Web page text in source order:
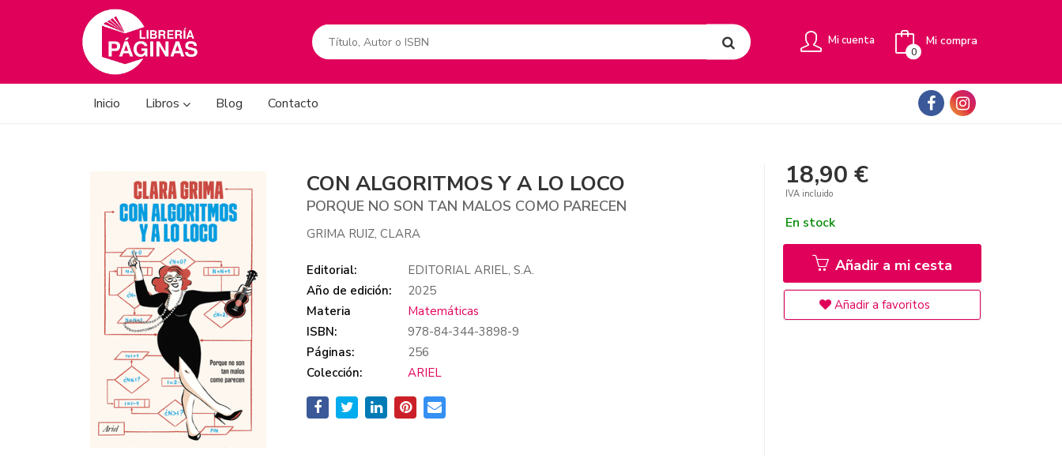
Mi cuenta Mi compra
0
Inicio Libros Blog Contacto
CON ALGORITMOS Y A LO LOCO
PORQUE NO SON TAN MALOS COMO PARECEN
GRIMA RUIZ, CLARA
Editorial:
EDITORIAL ARIEL, S.A.
Año de edición:
2025
Materia
Matemáticas
ISBN:
978-84-344-3898-9
Páginas:
256
Colección:
ARIEL
18,90 €
IVA incluido
En stock
Añadir a mi cesta
Añadir a favoritos